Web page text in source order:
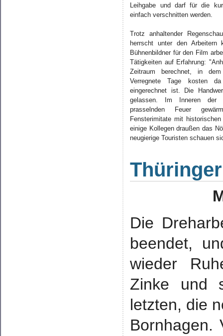
Leihgabe und darf für die
einfach verschnitten werden.
Trotz anhaltender
herrscht unter den Arbeitern
Bühnenbildner für den Film
Tätigkeiten auf Erfahrung:
Zeitraum berechnet, in
Verregnete Tage kosten
eingerechnet ist. Die
gelassen. Im Inneren
prasselnden Feuer
Fensterimitate mit
einige Kollegen draußen das
neugierige Touristen schauen
Die
beendet,
wieder
Zinke und
letzten, die
Bornhagen.